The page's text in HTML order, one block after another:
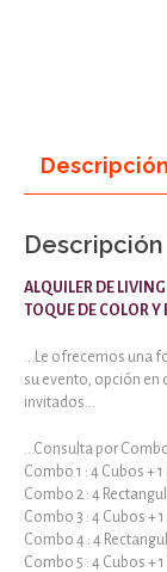
Descripción
Descripción
ALQUILER DE
TOQUE DE COLOR
…Le ofrecemos una
su evento, opción en
invitados…
…Consulta por
Combo 1 : 4 Cubos +
Combo 2 : 4
Combo 3 : 4 Cubos +
Combo 4 : 4
Combo 5 : 4 Cubos +